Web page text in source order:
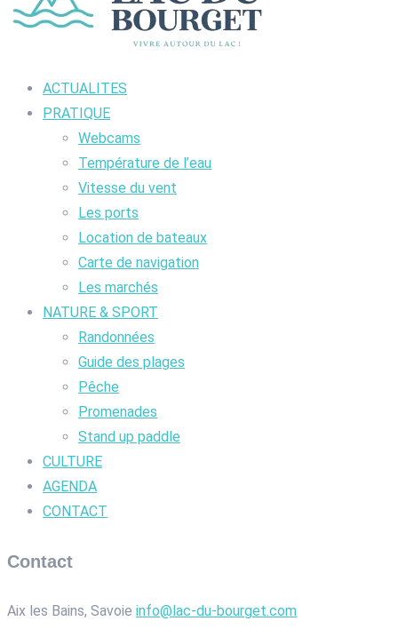
ACTUALITES
PRATIQUE
Webcams
Température de l’eau
Vitesse du vent
Les ports
Location de bateaux
Carte de navigation
Les marchés
NATURE & SPORT
Randonnées
Guide des plages
Pêche
Promenades
Stand up paddle
CULTURE
AGENDA
CONTACT
Contact
Aix les Bains, Savoie info@lac-du-bourget.com